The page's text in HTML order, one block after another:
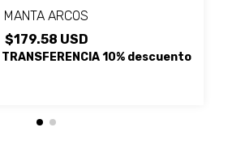
MANTA ARCOS
$179.58 USD
TRANSFERENCIA 10% descuento